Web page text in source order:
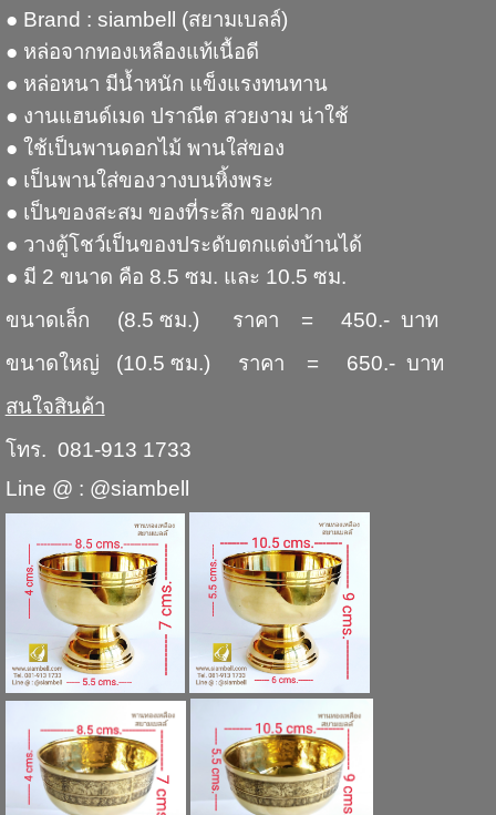
● Brand : siambell (สยามเบลล์)
● หล่อจากทองเหลืองแท้เนื้อดี
● หล่อหนา มีน้ำหนัก แข็งแรงทนทาน
● งานแฮนด์เมด ปราณีต สวยงาม น่าใช้
● ใช้เป็นพานดอกไม้ พานใส่ของ
● เป็นพานใส่ของวางบนหิ้งพระ
● เป็นของสะสม ของที่ระลึก ของฝาก
● วางตู้โชว์เป็นของประดับตกแต่งบ้านได้
● มี 2 ขนาด คือ 8.5 ซม. และ 10.5 ซม.
ขนาดเล็ก (8.5 ซม.) ราคา = 450.- บาท
ขนาดใหญ่ (10.5 ซม.) ราคา = 650.- บาท
สนใจสินค้า
โทร. 081-913 1733
Line @ : @siambell